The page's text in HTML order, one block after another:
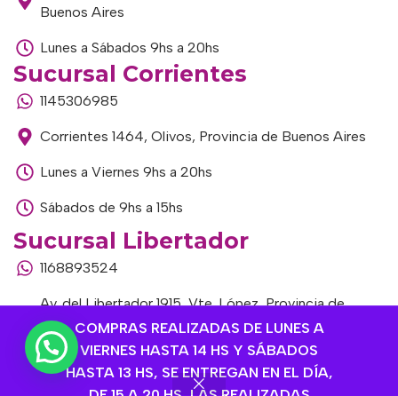
COMPRAS REALIZADAS DE LUNES A
VIERNES HASTA 14 HS Y SÁBADOS
HASTA 13 HS, SE ENTREGAN EN EL DÍA,
Buenos Aires
Lunes a Sábados 9hs a 20hs
Sucursal Corrientes
1145306985
Corrientes 1464, Olivos, Provincia de Buenos Aires
Lunes a Viernes 9hs a 20hs
Sábados de 9hs a 15hs
Sucursal Libertador
1168893524
Av. del Libertador 1915, Vte. López, Provincia de
Buenos Aires
Lunes a Viernes de 9hs a 13hs / 16hs a 20hs